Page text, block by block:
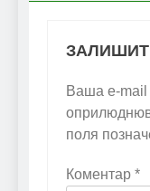
Ваша e-mail
поля
Коментар *